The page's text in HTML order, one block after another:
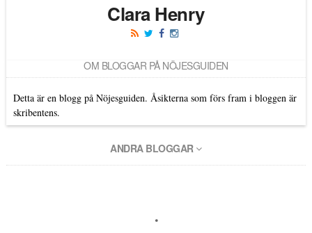
Clara Henry
OM BLOGGAR PÅ NÖJESGUIDEN
Detta är en blogg på Nöjesguiden. Åsikterna som förs fram i bloggen är
skribentens.
ANDRA BLOGGAR